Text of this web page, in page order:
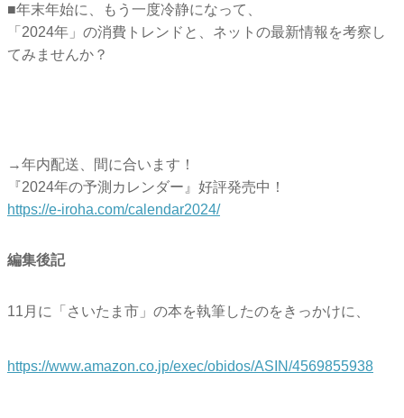
■年末年始に、もう一度冷静になって、
「2024年」の消費トレンドと、 ネットの最新情報を考察し
てみませんか？
→年内配送、間に合います！
『2024年の予測カレンダー』好評発売中！
https://e-iroha.com/calendar2024/
編集後記
11月に「さいたま市」の本を執筆したのをきっかけに、
https://www.amazon.co.jp/exec/obidos/ASIN/4569855938